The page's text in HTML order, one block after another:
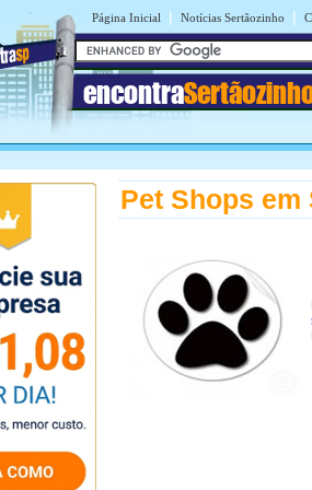
Página Inicial | Notícias Sertãozinho |
encontra
Pet Shops